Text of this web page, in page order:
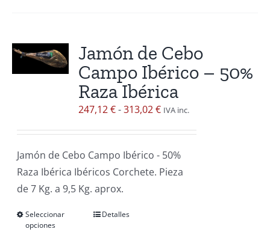
Jamón de Cebo
Campo Ibérico – 50%
Raza Ibérica
247,12€-313,02€Rango
desde
247,12 €
IVA inc.
Jamón de Cebo Campo Ibérico - 50%
Raza Ibérica Ibéricos Corchete. Pieza
de 7 Kg. a 9,5 Kg. aprox.
Seleccionar
opciones
EsteDetalles